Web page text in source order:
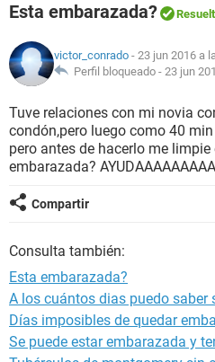
NUTRICIÓN
BIENESTAR
SEXUALIDAD
GLOSARIO
Esta embarazada?
victor_conrado - 23 jun 2016 a
Perfil bloqueado - 23 jun
Tuve relaciones con mi novia
condón,pero luego como 40
pero antes de hacerlo me limpie
embarazada?
Compartir
Consulta también:
Esta embarazada?
A los cuántos dias puedo saber
Días imposibles de quedar
Se puede estar embarazada y